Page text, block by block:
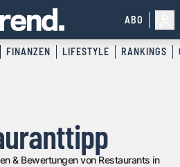
ABO
FINANZEN LIFESTYLE RANKINGS
& Bewertungen von Restaurants in